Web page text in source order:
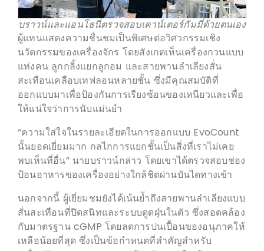
บราวน์และแอนโธนี่ตรวจสอบเคาน์เตอร์กัมมี่ด้วยตนเอง
ผู้แทนแสดงความชื่นชมเป็นพิเศษต่อวิศวกรรมเชิง
นวัตกรรมของเครื่องจักร โดยสังเกตเห็นเครื่องกวนแบบ
แท่งคน ลูกกลิ้งแยกลูกอม และสายพานลำเลียงสั่น
สะเทือนเคลือบเทฟลอนหลายชั้น ซึ่งมีคุณสมบัติที่
ออกแบบมาเพื่อป้องกันการเรียงซ้อนของเหนียวและเพื่อ
ให้แน่ใจว่าการนับแม่นยำ
“ความใส่ใจในรายละเอียดในการออกแบบ EvoCount
นั้นยอดเยี่ยมมาก กลไกการแยกชั้นเป็นสิ่งที่เราไม่เคย
พบเห็นที่อื่น” นายบราวน์กล่าว โดยเขาได้ตรวจสอบช่อง
ป้อนอาหารของเครื่องอย่างใกล้ชิดผ่านบันไดทางเข้า
นอกจากนี้ ผู้เยี่ยมชมยังได้เน้นย้ำถึงสายพานลำเลียงแบบ
สั่นสะเทือนที่ปิดสนิทและระบบดูดฝุ่นในตัว ซึ่งสอดคล้อง
กับมาตรฐาน cGMP โดยลดการปนเปื้อนของอนุภาคให้
เหลือน้อยที่สุด ซึ่งเป็นข้อกำหนดที่สำคัญสำหรับ